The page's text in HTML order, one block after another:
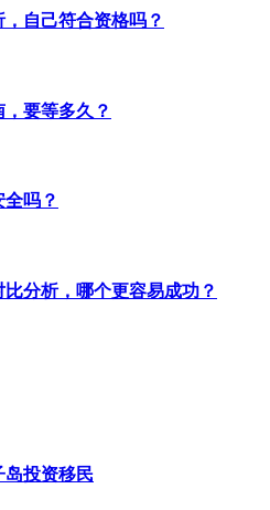
自己符合资格吗？
要等多久？
吗？
分析，哪个更容易成功？
岛投资移民